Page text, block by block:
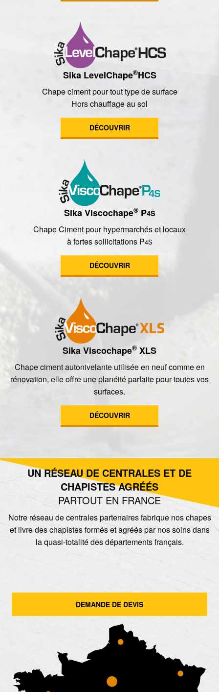
Sika LevelChape®HCS
Chape ciment pour tout type de surface
Hors chauffage au sol
DÉCOUVRIR
Sika Viscochape®P4S
Chape Ciment pour hypermarchés et locaux
à fortes sollicitations P4S
DÉCOUVRIR
Sika Viscochape® XLS
Chape ciment autonivelante utilisée en neuf comme en
rénovation, elle offre une planéité parfaite pour toutes vos
surfaces.
DÉCOUVRIR
UN RÉSEAU DE CENTRALES ET DE
CHAPISTES AGRÉÉS
PARTOUT EN FRANCE
Notre réseau de centrales partenaires fabrique nos chapes
et livre des chapistes formés et agréés par nos soins dans
la quasi-totalité des départements français.
DEMANDE DE DEVIS